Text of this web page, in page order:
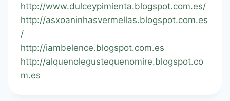
http://www.dulceypimienta.blogspot.com.es/
http://asxoaninhasvermellas.blogspot.com.es
/
http://iambelence.blogspot.com.es
http://alquenolegustequenomire.blogspot.co
m.es